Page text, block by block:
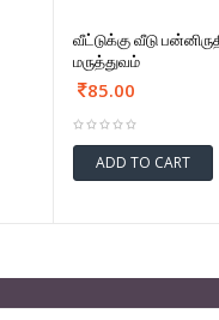
வீட்டுக்கு வீடு
மருத்துவம்
85.00
ADD TO CART